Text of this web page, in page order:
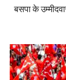
बसपा के